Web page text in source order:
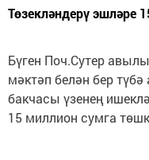
Төзекләндерү эшләре
Бүген Поч.Сутер
мәктәп белән бер
бакчасы үзенең
15 миллион сумга